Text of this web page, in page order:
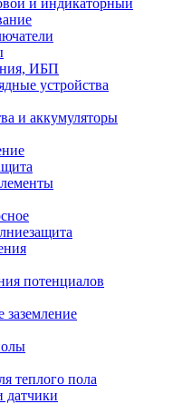
и индикаторный
ИБП
устройства
и аккумуляторы
потенциалов
заземление
теплого пола
датчики